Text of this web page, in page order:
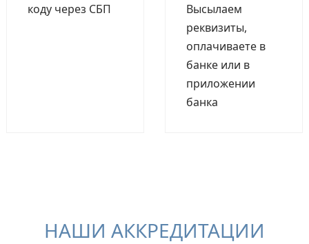
коду через СБП
Высылаем
реквизиты,
оплачиваете в
банке или в
приложении
банка
НАШИ АККРЕДИТАЦИИ